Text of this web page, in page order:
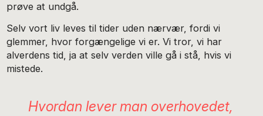
prøve at undgå.
Selv vort liv leves til tider uden nærvær, fordi vi
glemmer, hvor forgængelige vi er. Vi tror, vi har
alverdens tid, ja at selv verden ville gå i stå, hvis vi
mistede.
Hvordan lever man overhovedet,